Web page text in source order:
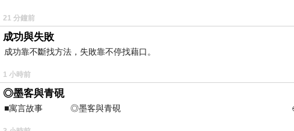
21 分鐘前
成功與失敗
成功靠不斷找方法，失敗靠不停找藉口。
1 小時前
◎墨客與青硯
■寓言故事 ◎墨客與青硯 ⊕潘文良 一個年